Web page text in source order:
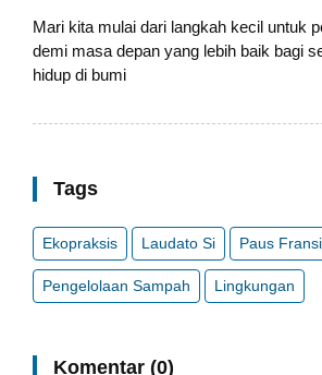
Mari kita mulai dari langkah kecil untuk
demi masa depan yang lebih baik bagi
hidup di bumi
Tags
Ekopraksis Laudato Si Paus
Pengelolaan Sampah Lingkungan
Komentar (0)